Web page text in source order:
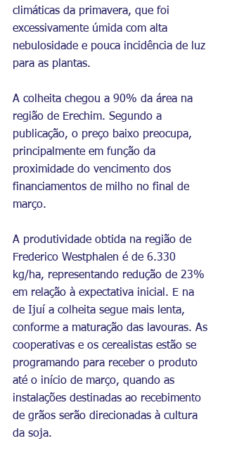
climáticas da primavera, que foi
excessivamente úmida com alta
nebulosidade e pouca incidência de luz
para as plantas.
A colheita chegou a 90% da área na
região de Erechim. Segundo a
publicação, o preço baixo preocupa,
principalmente em função da
proximidade do vencimento dos
financiamentos de milho no final de
março.
A produtividade obtida na região de
Frederico Westphalen é de 6.330
kg/ha, representando redução de 23%
em relação à expectativa inicial. E na
de Ijuí a colheita segue mais lenta,
conforme a maturação das lavouras. As
cooperativas e os cerealistas estão se
programando para receber o produto
até o início de março, quando as
instalações destinadas ao recebimento
de grãos serão direcionadas à cultura
da soja.